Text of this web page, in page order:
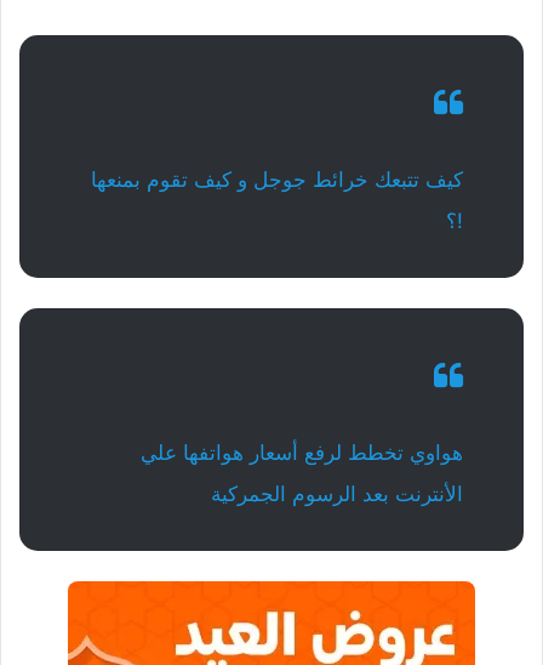
كيف تتبعك خرائط جوجل و كيف تقوم بمنعها
!؟
هواوي تخطط لرفع أسعار هواتفها علي
الأنترنت بعد الرسوم الجمركية